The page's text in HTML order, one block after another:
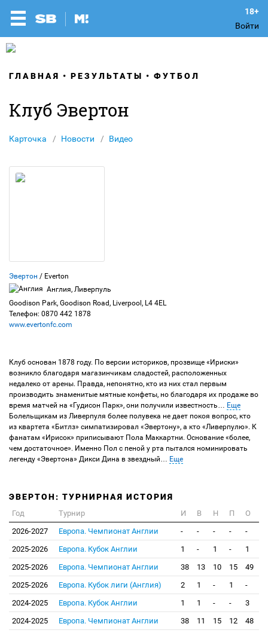
Войти
ГЛАВНАЯ РЕЗУЛЬТАТЫ ФУТБОЛ
Клуб Эвертон
Карточка Новости Видео
Эвертон / Everton
Англия, Ливерпуль
Goodison Park, Goodison Road, Liverpool, L4 4EL
Телефон: 0870 442 1878
www.evertonfc.com
Клуб основан 1878 году. По версии историков, прозвище «Ириски»
возникло благодаря магазинчикам сладостей, расположенных
недалеко от арены. Правда, непонятно, кто из них стал первым
производить знаменитые мятные конфеты, но благодаря их продаже во
время матчей на «Гудисон Парк», они получили известность… Еще
Болельщикам из Ливерпуля более полувека не дает покоя вопрос, кто
из квартета «Битлз» симпатизировал «Эвертону», а кто «Ливерпулю». К
фанатам «Ирисок» приписывают Пола Маккартни. Основание «более,
чем достаточное». Именно Пол с пеной у рта пытался номинировать
легенду «Эвертона» Дикси Дина в звездный… Еще
ЭВЕРТОН: ТУРНИРНАЯ ИСТОРИЯ
Год Турнир И В Н П
О
2026-2027
Европа. Чемпионат Англии - - - -
-
2025-2026
Европа. Кубок Англии 1 - 1 -
1
2025-2026
Европа. Чемпионат Англии 38 13 10 15
49
2025-2026
Европа. Кубок лиги (Англия) 2 1 - 1
-
2024-2025
Европа. Кубок Англии 1 1 - -
3
2024-2025
Европа. Чемпионат Англии 38 11 15 12 48